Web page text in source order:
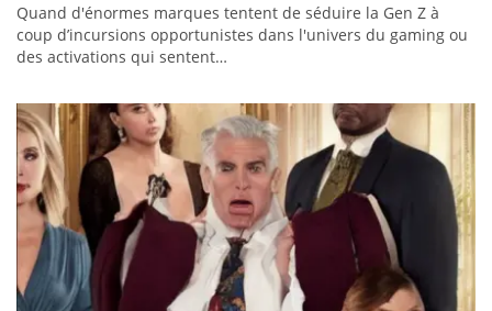
Quand d'énormes marques tentent de séduire la Gen Z à
coup d’incursions opportunistes dans l'univers du gaming ou
des activations qui sentent…